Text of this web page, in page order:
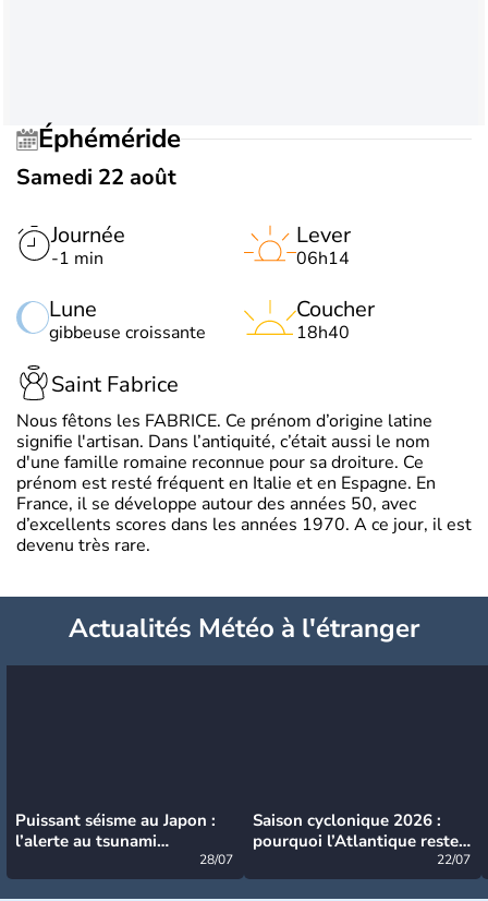
Éphéméride
Samedi 22 août
Journée
-1 min
Lune
gibbeuse croissante
Lever
06h14
Coucher
18h40
Saint Fabrice
Nous fêtons les FABRICE. Ce prénom d’origine latine
signifie l'artisan. Dans l’antiquité, c’était aussi le nom
d'une famille romaine reconnue pour sa droiture. Ce
prénom est resté fréquent en Italie et en Espagne. En
France, il se développe autour des années 50, avec
d’excellents scores dans les années 1970. A ce jour, il est
devenu très rare.
Actualités Météo à l'étranger
Puissant séisme au Japon :
l’alerte au tsunami
28/07
Saison cyclonique 2026 :
pourquoi l’Atlantique reste
22/07